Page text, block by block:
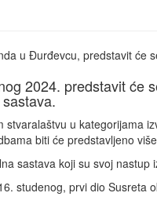
u Đurđevcu, predstavit će
2024. predstavit će
u kategorijama
biti će predstavljeno
sastava koji su svoj
studenog, prvi dio Susreta